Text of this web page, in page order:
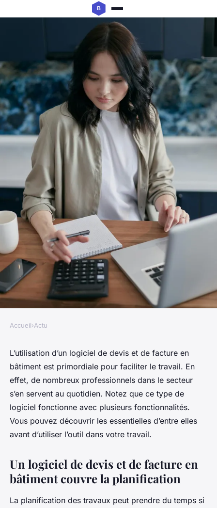
Logiciel de devis et de facture
en bâtiment : quelles
fonctionnalités y trouver ?
fernand •11 mars 2025•3 min de lecture
Accueil›Actu
L’utilisation d’un logiciel de devis et de facture en
bâtiment est primordiale pour faciliter le travail. En
effet, de nombreux professionnels dans le secteur
s’en servent au quotidien. Notez que ce type de
logiciel fonctionne avec plusieurs fonctionnalités.
Vous pouvez découvrir les essentielles d’entre elles
avant d’utiliser l’outil dans votre travail.
Un logiciel de devis et de facture en
bâtiment couvre la planification
La planification des travaux peut prendre du temps si